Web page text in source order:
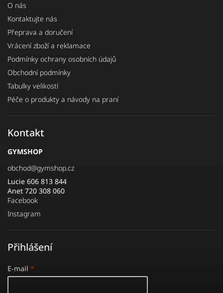
O nás
Kontaktujte nás
Přeprava a doručení
Vrácení zboží a reklamace
Podmínky ochrany osobních údajů
Obchodní podmínky
Tabulky velikostí
Péče o produkty a návody na praní
Kontakt
GYMSHOP
obchod@gymshop.cz
Lucie 606 813 844
Anet 720 308 060
Facebook
Instagram
Přihlášení
E-mail